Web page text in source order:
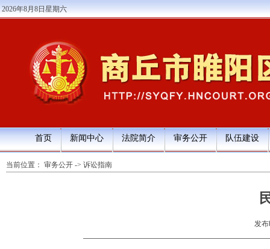
2026年8月8日星期六
首页 新闻中心 法院简介 审务公开 队伍建设
当前位置： 审务公开 -> 诉讼指南
发布